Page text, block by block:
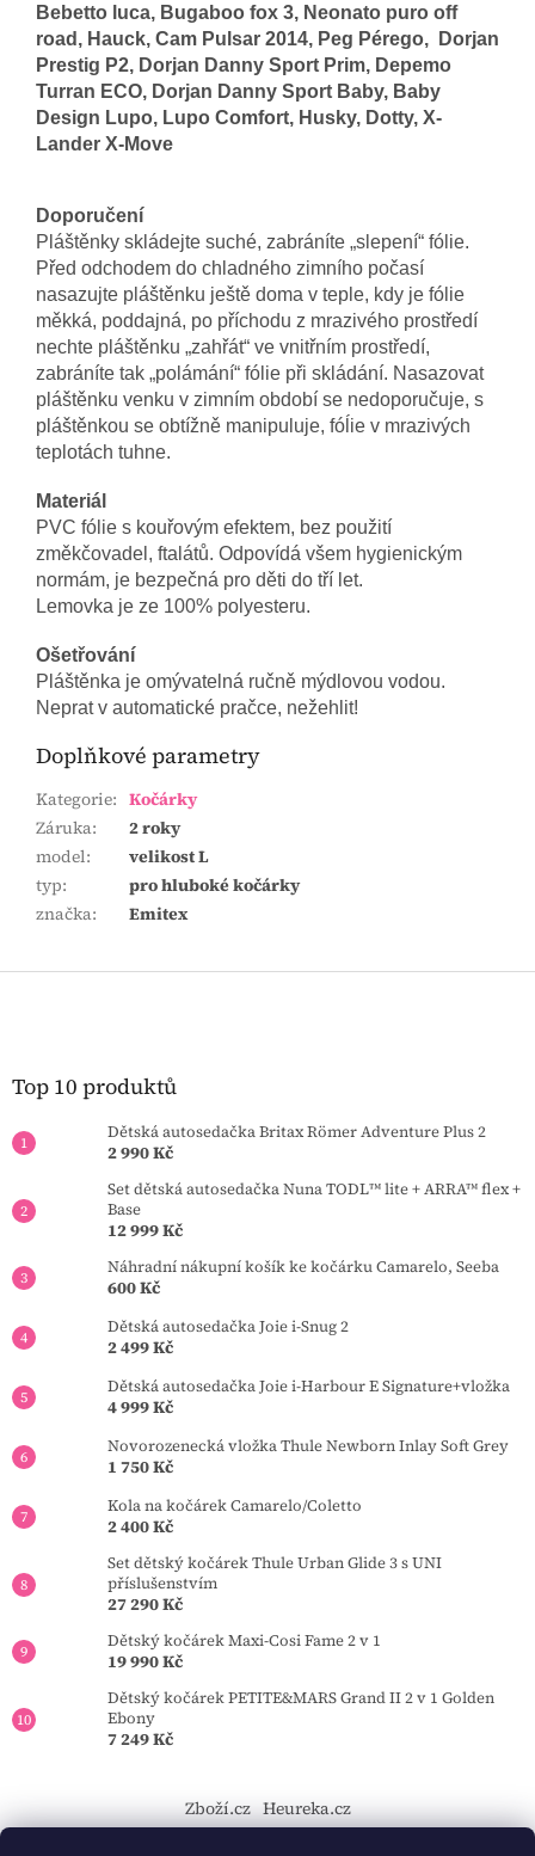
Bebetto luca, Bugaboo fox 3, Neonato puro off
road, Hauck, Cam Pulsar 2014, Peg Pérego, Dorjan
Prestig P2, Dorjan Danny Sport Prim, Depemo
Turran ECO, Dorjan Danny Sport Baby, Baby
Design Lupo, Lupo Comfort, Husky, Dotty, X-
Lander X-Move
Doporučení
Pláštěnky skládejte suché, zabráníte „slepení“ fólie.
Před odchodem do chladného zimního počasí
nasazujte pláštěnku ještě doma v teple, kdy je fólie
měkká, poddajná, po příchodu z mrazivého prostředí
nechte pláštěnku „zahřát“ ve vnitřním prostředí,
zabráníte tak „polámání“ fólie při skládání. Nasazovat
pláštěnku venku v zimním období se nedoporučuje, s
pláštěnkou se obtížně manipuluje, fóĺie v mrazivých
teplotách tuhne.
Materiál
PVC fólie s kouřovým efektem, bez použití
změkčovadel, ftalátů. Odpovídá všem hygienickým
normám, je bezpečná pro děti do tří let.
Lemovka je ze 100% polyesteru.
Ošetřování
Pláštěnka je omývatelná ručně mýdlovou vodou.
Neprat v automatické pračce, nežehlit!
Doplňkové parametry
Kategorie: Kočárky
Záruka:
2 roky
model:
velikost L
typ:
pro hluboké kočárky
značka: Emitex
Z
Top 10 produktů
Dětská autosedačka Britax Römer Adventure Plus 2
2 990 Kč
Set dětská autosedačka Nuna TODL™ lite + ARRA™ flex +
Base
12 999 Kč
Náhradní nákupní košík ke kočárku Camarelo, Seeba
600 Kč
Dětská autosedačka Joie i-Snug 2
2 499 Kč
Dětská autosedačka Joie i-Harbour E Signature+vložka
4 999 Kč
Novorozenecká vložka Thule Newborn Inlay Soft Grey
1 750 Kč
Kola na kočárek Camarelo/Coletto
2 400 Kč
Set dětský kočárek Thule Urban Glide 3 s UNI
příslušenstvím
27 290 Kč
Dětský kočárek Maxi-Cosi Fame 2 v 1
19 990 Kč
Dětský kočárek PETITE&MARS Grand II 2 v 1 Golden
Ebony
7 249 Kč
Zboží.cz Heureka.cz